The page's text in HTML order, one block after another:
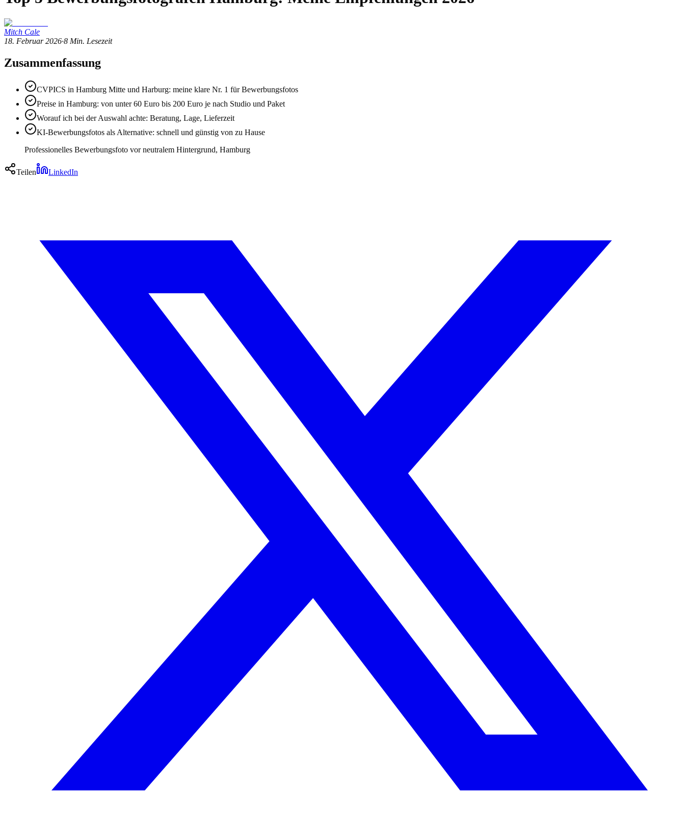
Mitch Cale
18. Februar 2026·8 Min. Lesezeit
Zusammenfassung
CVPICS in Hamburg Mitte und Harburg: meine klare Nr. 1 für Bewerbungsfotos
Preise in Hamburg: von unter 60 Euro bis 200 Euro je nach Studio und Paket
Worauf ich bei der Auswahl achte: Beratung, Lage, Lieferzeit
KI-Bewerbungsfotos als Alternative: schnell und günstig von zu Hause
Professionelles Bewerbungsfoto vor neutralem Hintergrund, Hamburg
Teilen LinkedIn